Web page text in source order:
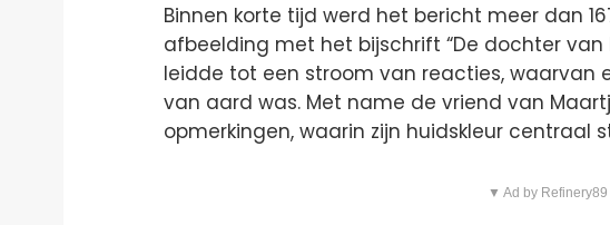
Binnen korte tijd werd het bericht meer dan
afbeelding met het bijschrift “De dochter van
leidde tot een stroom van reacties, waarvan
van aard was. Met name de vriend van
opmerkingen, waarin zijn huidskleur centraal
▼ Ad by Refinery89